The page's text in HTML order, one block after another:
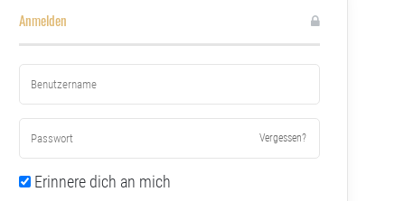
Anmelden
Vergessen?
Erinnere dich an mich